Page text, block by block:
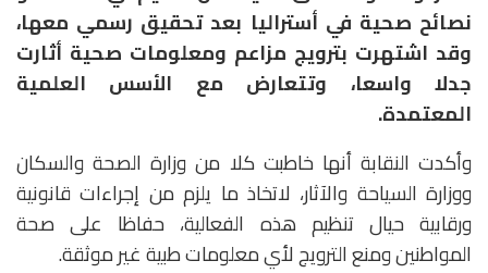
نصائح صحية في أستراليا بعد تحقيق رسمي معها،
وقد اشتهرت بترويج مزاعم ومعلومات صحية أثارت
جدلا واسعا، وتتعارض مع الأسس العلمية
المعتمدة.
وأكدت النقابة أنها خاطبت كلا من وزارة الصحة والسكان
ووزارة السياحة والآثار، لاتخاذ ما يلزم من إجراءات قانونية
ورقابية حيال تنظيم هذه الفعالية، حفاظا على صحة
المواطنين ومنع الترويج لأي معلومات طبية غير موثقة.